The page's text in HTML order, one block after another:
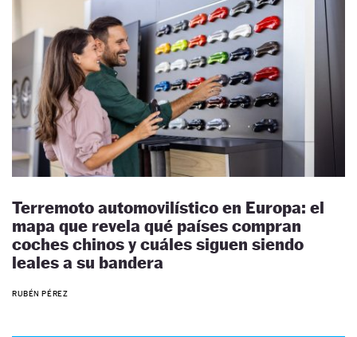
Terremoto automovilístico en Europa: el
mapa que revela qué países compran
coches chinos y cuáles siguen siendo
leales a su bandera
RUBÉN PÉREZ